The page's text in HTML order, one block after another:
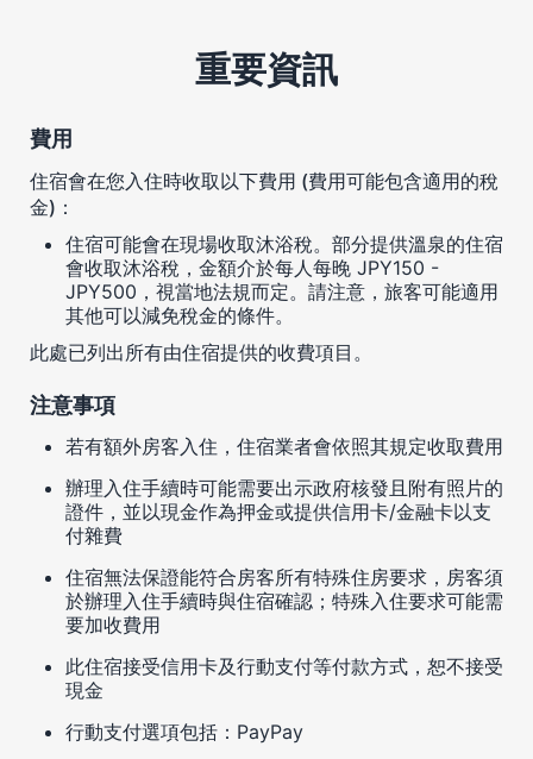
重要資訊
費用
住宿會在您入住時收取以下費用 (費用可能包含適用的稅
金)：
住宿可能會在現場收取沐浴稅。部分提供溫泉的住宿
會收取沐浴稅，金額介於每人每晚 JPY150 -
JPY500，視當地法規而定。請注意，旅客可能適用
其他可以減免稅金的條件。
此處已列出所有由住宿提供的收費項目。
注意事項
若有額外房客入住，住宿業者會依照其規定收取費用
辦理入住手續時可能需要出示政府核發且附有照片的
證件，並以現金作為押金或提供信用卡/金融卡以支
付雜費
住宿無法保證能符合房客所有特殊住房要求，房客須
於辦理入住手續時與住宿確認；特殊入住要求可能需
要加收費用
此住宿接受信用卡及行動支付等付款方式，恕不接受
現金
行動支付選項包括：PayPay